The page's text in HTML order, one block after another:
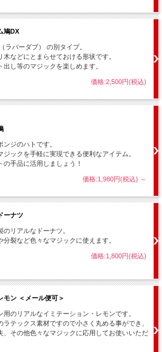
鳩DX
ラバーダブ） の別タイプ。
木などにとまらせておける形状です。
出し等のマジックを楽しめます。
価格:2,500円(税込)
ンジのハトです。
ジックを手軽に実現できる便利なアイテム。
の手品に活用しましょう！
価格:1,980円(税込) ～
ーナツ
のリアルなドーナツ。
分裂など色々なマジックに使えます。
価格:1,800円(税込)
モン ＜メール便可＞
用のリアルなイミテーション・レモンです。
ラテックス素材ですので小さく丸める事ができ、
、その他色々なマジックに応用してお使いいただ